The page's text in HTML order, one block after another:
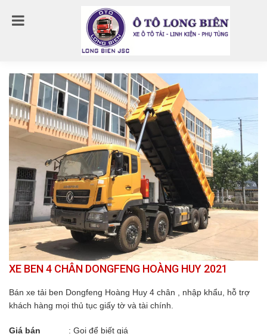
XE BEN 4 CHÂN DONGFENG HOÀNG HUY 2021
Bán xe tải ben Dongfeng Hoàng Huy 4 chân , nhập khẩu, hỗ trợ
khách hàng mọi thủ tục giấy tờ và tài chính.
Giá bán : Gọi để biết giá